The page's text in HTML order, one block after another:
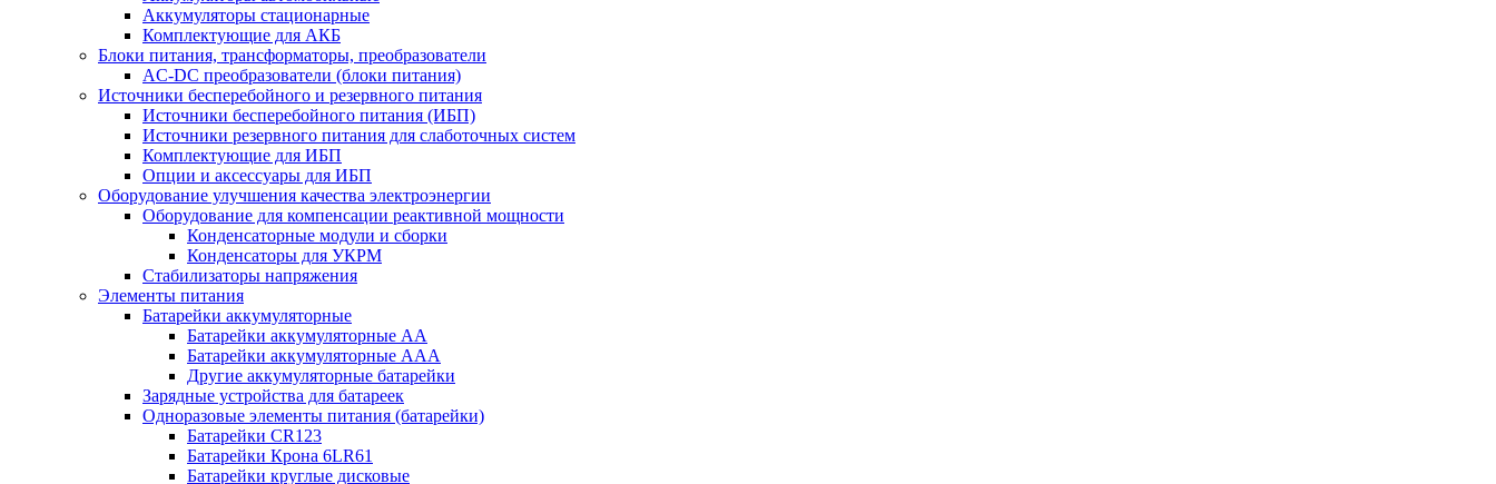
Аккумуляторы стационарные
Комплектующие для АКБ
Блоки питания, трансформаторы, преобразователи
AC-DC преобразователи (блоки питания)
Источники бесперебойного и резервного питания
Источники бесперебойного питания (ИБП)
Источники резервного питания для слаботочных систем
Комплектующие для ИБП
Опции и аксессуары для ИБП
Оборудование улучшения качества электроэнергии
Оборудование для компенсации реактивной мощности
Конденсаторные модули и сборки
Конденсаторы для УКРМ
Стабилизаторы напряжения
Элементы питания
Батарейки аккумуляторные
Батарейки аккумуляторные АА
Батарейки аккумуляторные ААА
Другие аккумуляторные батарейки
Зарядные устройства для батареек
Одноразовые элементы питания (батарейки)
Батарейки CR123
Батарейки Крона 6LR61
Батарейки круглые дисковые